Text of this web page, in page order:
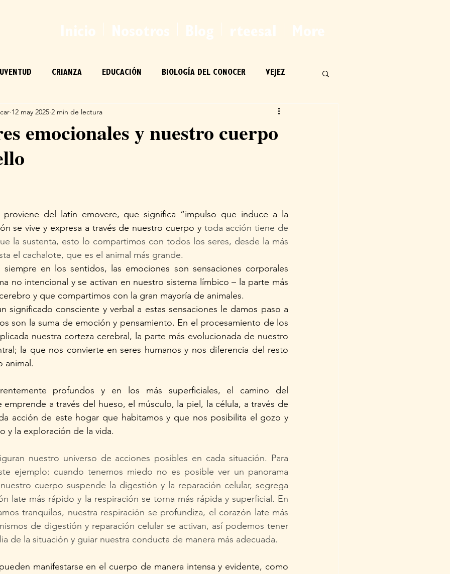
Inicio Nosotros Blog rteesal More
CRIANZA EDUCACIÓN BIOLOGÍA DEL CONOCER VEJEZ
HUMANO
emocionales y nuestro cuerpo
12 may 2025 2 min de lectura
proviene del latín emovere, que significa “impulso que induce a la
se vive y expresa a través de nuestro cuerpo y toda acción tiene de
la sustenta, esto lo compartimos con todos los seres, desde la más
el cachalote, que es el animal más grande.
siempre en los sentidos, las emociones son sensaciones corporales
no intencional y se activan en nuestro sistema límbico – la parte más
y que compartimos con la gran mayoría de animales.
significado consciente y verbal a estas sensaciones le damos paso a
son la suma de emoción y pensamiento. En el procesamiento de los
nuestra corteza cerebral, la parte más evolucionada de nuestro
la que nos convierte en seres humanos y nos diferencia del resto
animal.
profundos y en los más superficiales, el camino del
a través del hueso, el músculo, la piel, la célula, a través de
acción de este hogar que habitamos y que nos posibilita el gozo y
y la exploración de la vida.
nuestro universo de acciones posibles en cada situación. Para
ejemplo: cuando tenemos miedo no es posible ver un panorama
cuerpo suspende la digestión y la reparación celular, segrega
late más rápido y la respiración se torna más rápida y superficial. En
tranquilos, nuestra respiración se profundiza, el corazón late más
de digestión y reparación celular se activan, así podemos tener
de la situación y guiar nuestra conducta de manera más adecuada.
manifestarse en el cuerpo de manera intensa y evidente, como